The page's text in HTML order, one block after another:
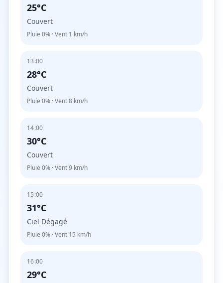
25°C
Couvert
Pluie 0% · Vent 1 km/h
13:00
28°C
Couvert
Pluie 0% · Vent8 km/h
14:00
30°C
Couvert
Pluie 0% · Vent9 km/h
15:00
31°C
Ciel Dégagé
Pluie 0% · Vent 15 km/h
16:00
29°C